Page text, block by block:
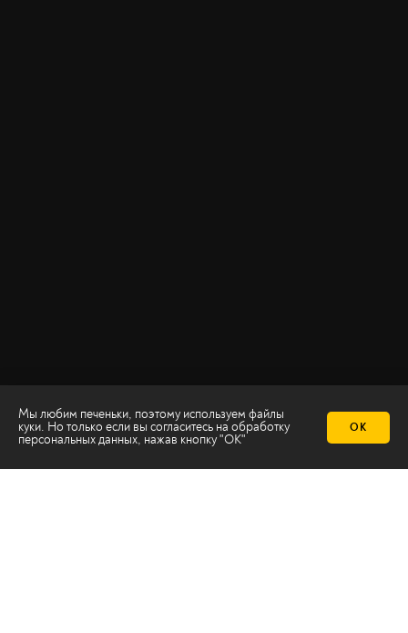
Мы любим печеньки, поэтому используем файлы
куки. Но только если вы согласитесь на обработку
персональных данных, нажав кнопку "ОК"
ОК